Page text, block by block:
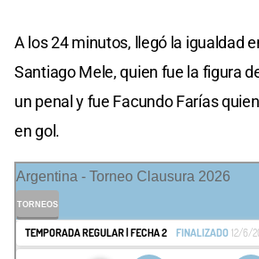
A los 24 minutos, llegó la igualdad
Santiago Mele, quien fue la figura
un penal y fue Facundo Farías
en gol.